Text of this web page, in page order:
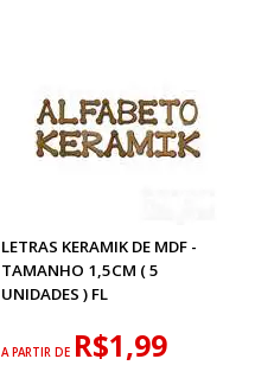
LETRAS KERAMIK DE MDF -
TAMANHO 1,5CM ( 5
UNIDADES ) FL
A PARTIR DE R$1,99